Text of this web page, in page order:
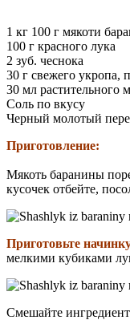
1 кг 100 г мякоти
100 г красного лука
2 зуб. чеснока
30 г свежего укропа,
30 мл растительного
Соль по вкусу
Черный молотый
Приготовление:
Мякоть баранины
кусочек отбейте,
Приготовьте
мелкими кубиками
Смешайте